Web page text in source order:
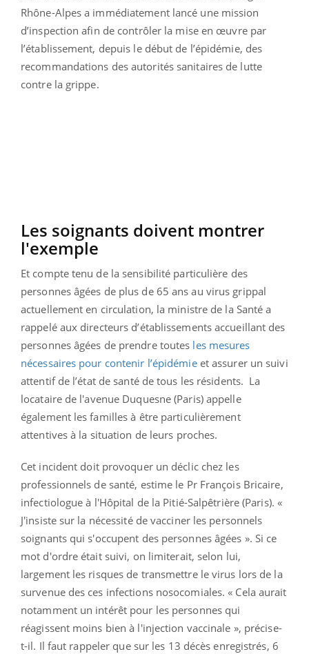
Rhône-Alpes a immédiatement lancé une mission
d’inspection afin de contrôler la mise en œuvre par
l’établissement, depuis le début de l’épidémie, des
recommandations des autorités sanitaires de lutte
contre la grippe.
Les soignants doivent montrer
l'exemple
Et compte tenu de la sensibilité particulière des
personnes âgées de plus de 65 ans au virus grippal
actuellement en circulation, la ministre de la Santé a
rappelé aux directeurs d’établissements accueillant des
personnes âgées de prendre toutes les mesures
nécessaires pour contenir l’épidémieet assurer un suivi
attentif de l’état de santé de tous les résidents. La
locataire de l'avenue Duquesne (Paris) appelle
également les familles à être particulièrement
attentives à la situation de leurs proches.
Cet incident doit provoquer un déclic chez les
professionnels de santé, estime le Pr François Bricaire,
infectiologue à l'Hôpital de la Pitié-Salpêtrière (Paris). «
J'insiste sur la nécessité de vacciner les personnels
soignants qui s'occupent des personnes âgées ». Si ce
mot d'ordre était suivi, on limiterait, selon lui,
largement les risques de transmettre le virus lors de la
survenue des ces infections nosocomiales. « Cela aurait
notamment un intérêt pour les personnes qui
réagissent moins bien à l'injection vaccinale », précise-
t-il. Il faut rappeler que sur les 13 décès enregistrés, 6